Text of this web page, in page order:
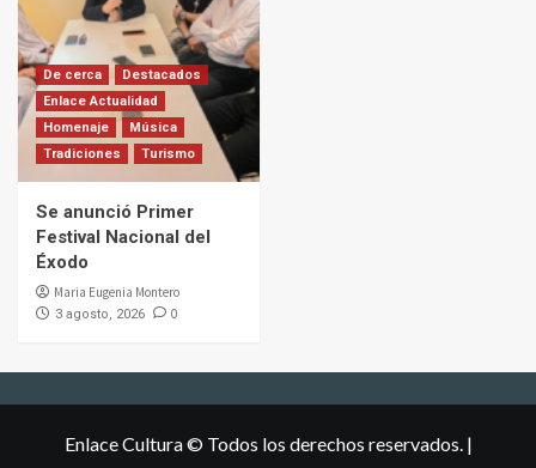
De cerca
Destacados
Enlace Actualidad
Homenaje
Música
Tradiciones
Turismo
Se anunció Primer
Festival Nacional del
Éxodo
Maria Eugenia Montero
3 agosto, 2026 0
Enlace Cultura © Todos los derechos reservados. |